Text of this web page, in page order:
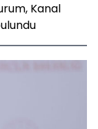
Kanal